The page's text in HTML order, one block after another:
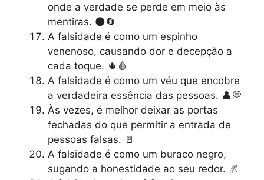
onde a verdade se perde em meio às
mentiras. 🌑🔄
A falsidade é como um espinho
venenoso, causando dor e decepção a
cada toque. 🌵🩸
A falsidade é como um véu que encobre
a verdadeira essência das pessoas. 👤💭
Às vezes, é melhor deixar as portas
fechadas do que permitir a entrada de
pessoas falsas. 🚪
A falsidade é como um buraco negro,
sugando a honestidade ao seu redor. 🌌